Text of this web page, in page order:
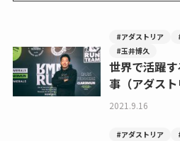
#アダストリア
#玉井博久
世界で活躍
事（アダス
2021.9.16
#アダストリア